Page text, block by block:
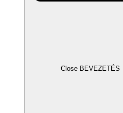
Close BEVEZETÉS